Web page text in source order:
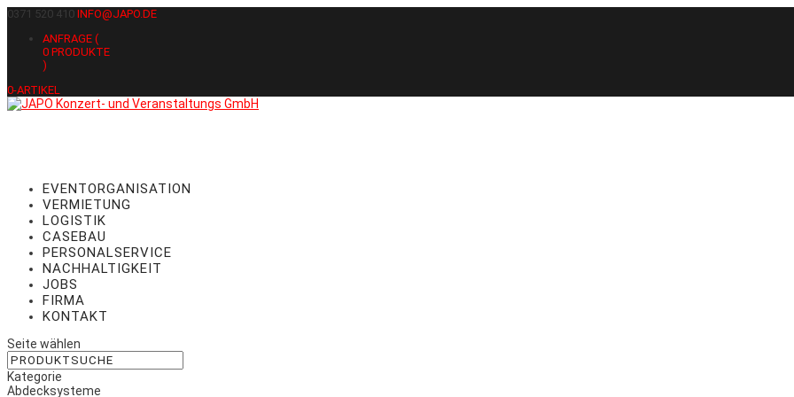
0371 520 410 INFO@JAPO.DE
ANFRAGE (
0 PRODUKTE
)
0-ARTIKEL
EVENTORGANISATION
VERMIETUNG
LOGISTIK
CASEBAU
PERSONALSERVICE
NACHHALTIGKEIT
JOBS
FIRMA
KONTAKT
Seite wählen
Kategorie
Abdecksysteme